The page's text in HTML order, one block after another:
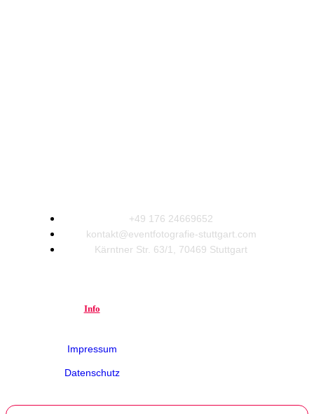
+49 176 24669652
kontakt@eventfotografie-stuttgart.com
Kärntner Str. 63/1, 70469 Stuttgart
Info
Impressum
Datenschutz